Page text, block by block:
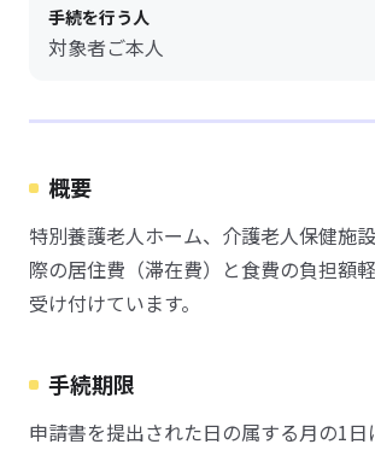
手続を行う人
対象者ご本人
概要
特別養護老人ホーム、介護老人保健施
際の居住費（滞在費）と食費の負担額
受け付けています。
手続期限
申請書を提出された日の属する月の1日